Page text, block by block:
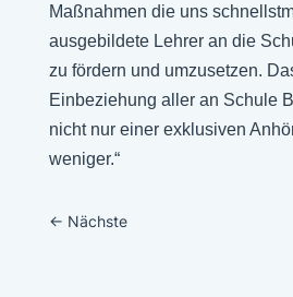
Maßnahmen die uns
ausgebildete Lehrer an die
zu fördern und umzusetzen.
Einbeziehung aller an Schule
nicht nur einer exklusiven
weniger.“
← Nächste